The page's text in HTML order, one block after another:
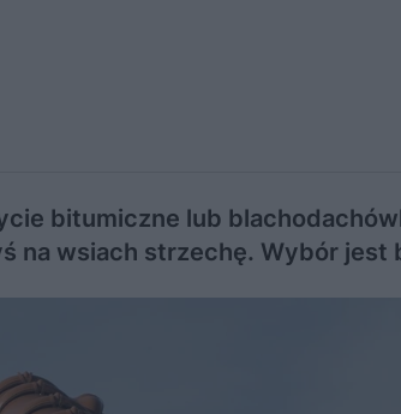
bitumiczne lub
na wsiach strzechę. Wybór jest